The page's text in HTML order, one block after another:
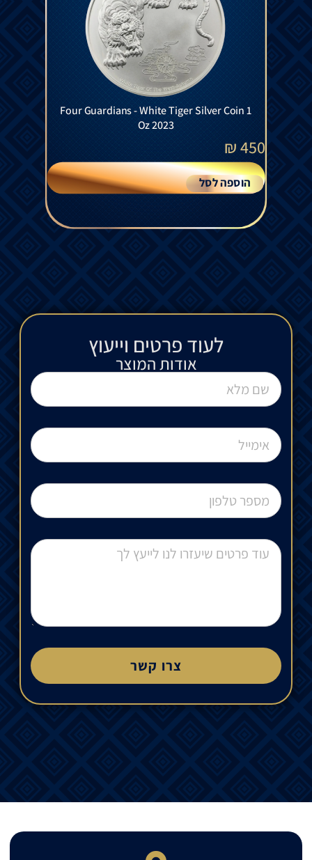
Four Guardians - White Tiger Silver Coin 1
Oz 2023
450
₪
הוספה לסל
לעוד פרטים וייעוץ​
אודות המוצר
צרו קשר